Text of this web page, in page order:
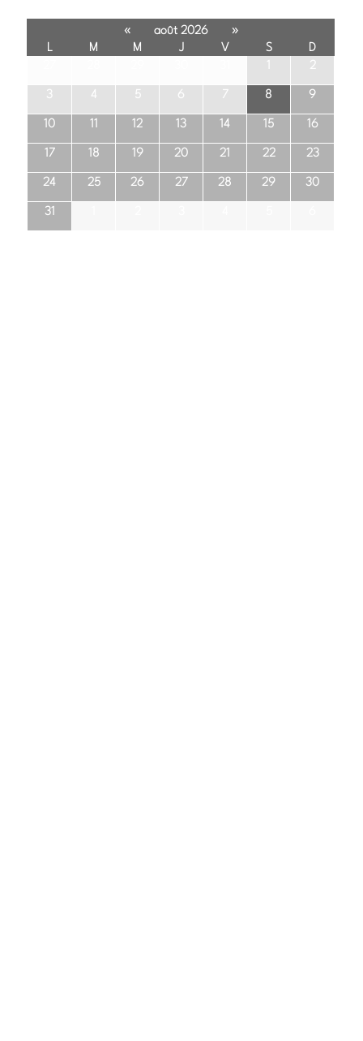
« août 2026 »
L M M J V S
D
2
3 4 5 6 7 8 9
10 11 12 13 14 15 16
17 18 19 20 21 22 23
24 25 26 27 28 29 30
31